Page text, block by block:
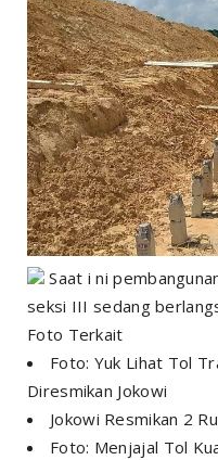
Saat i ni
seksi III sedang
Foto Terkait
Foto: Yuk Lihat Tol
Diresmikan Jokowi
Jokowi Resmikan 2
Foto: Menjajal Tol